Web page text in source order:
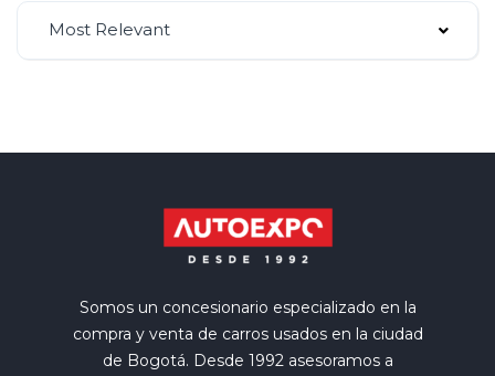
Most Relevant
Somos un concesionario especializado en la
compra y venta de carros usados en la ciudad
de Bogotá. Desde 1992 asesoramos a